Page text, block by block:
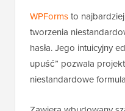
WPFormsto
tworzenia
hasła. Jego intuicyjny
upuść” pozwala
niestandardowe